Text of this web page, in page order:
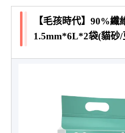
【毛孩時代】90%纖
1.5mm*6L*2袋(貓砂/